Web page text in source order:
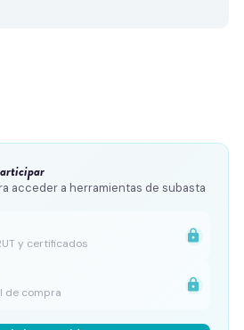
acceder a herramientas de subasta
y certificados
lock
de compra
lock